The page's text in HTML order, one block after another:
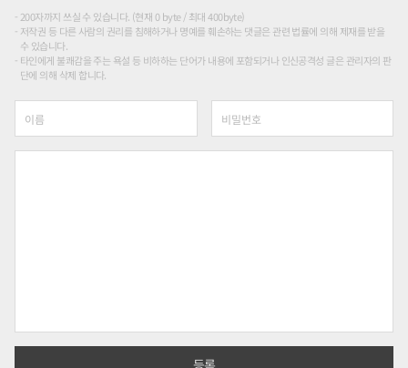
200자까지 쓰실 수 있습니다. (현재 0 byte / 최대 400byte)
저작권 등 다른 사람의 권리를 침해하거나 명예를 훼손하는 댓글은 관련 법률에 의해 제재를 받을
수 있습니다.
타인에게 불쾌감을 주는 욕설 등 비하하는 단어가 내용에 포함되거나 인신공격성 글은 관리자의 판
단에 의해 삭제 합니다.